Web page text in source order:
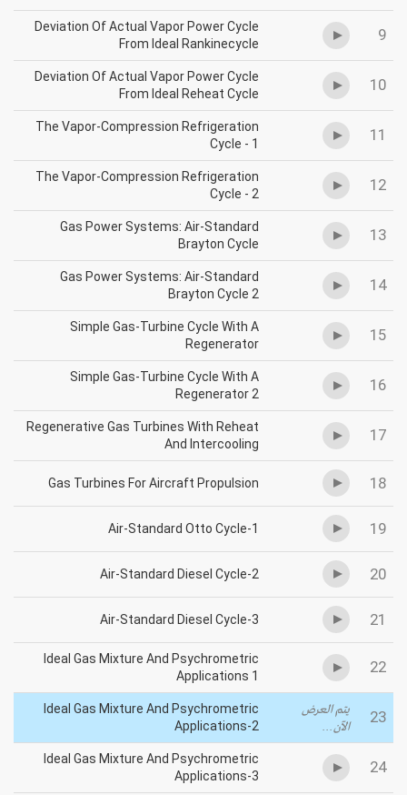
9
Deviation Of Actual Vapor Power Cycle
From Ideal Rankinecycle
10
Deviation Of Actual Vapor Power Cycle
From Ideal Reheat Cycle
11
The Vapor-Compression Refrigeration
Cycle - 1
12
The Vapor-Compression Refrigeration
Cycle - 2
13
Gas Power Systems: Air-Standard
Brayton Cycle
14
Gas Power Systems: Air-Standard
Brayton Cycle 2
15
Simple Gas-Turbine Cycle With A
Regenerator
16
Simple Gas-Turbine Cycle With A
Regenerator 2
17
Regenerative Gas Turbines With Reheat
And Intercooling
18
Gas Turbines For Aircraft Propulsion
19
Air-Standard Otto Cycle-1
20
Air-Standard Diesel Cycle-2
21
Air-Standard Diesel Cycle-3
22
Ideal Gas Mixture And Psychrometric
Applications 1
23
يتم العرض
الآن...
Ideal Gas Mixture And Psychrometric
Applications-2
24
Ideal Gas Mixture And Psychrometric
Applications-3